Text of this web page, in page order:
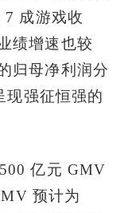
成游戏收
绩增速也较
归母净利润分
现强征恒强的
亿元 GMV
预计为